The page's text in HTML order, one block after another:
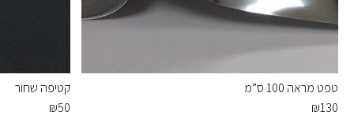
טפט מראה 100 ס”מ
₪130
קטיפה שחור
₪50